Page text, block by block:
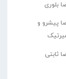
بلوری
پیشرو و
ثابتی